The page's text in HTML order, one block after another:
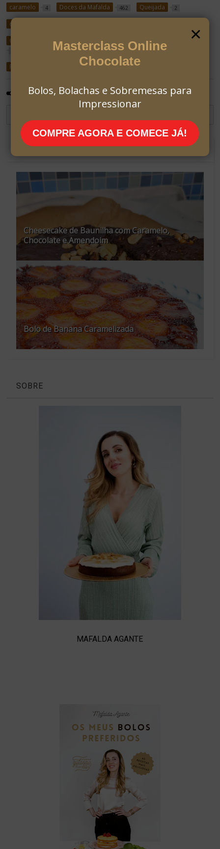
caramelo 4 Doces da Mafalda 462 Queijada 2
queijada de iogurte
Queijada de Iogurte e Leite Condensado com Caramelo de Laranja
Receitas
PARTILHAR:
RECOMENDADO PARA TI
Cheesecake de Baunilha com Caramelo,
Chocolate e Amendoim
Bolo de Banana Caramelizada
SOBRE
MAFALDA AGANTE
×
Masterclass Online
Chocolate
Bolos, Bolachas e Sobremesas para
Impressionar
COMPRE AGORA E COMECE JÁ!